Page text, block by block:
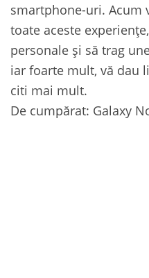
smartphone-uri. Acum
toate aceste
personale și să trag
iar foarte mult, vă dau
citi mai mult.
De cumpărat: Galaxy